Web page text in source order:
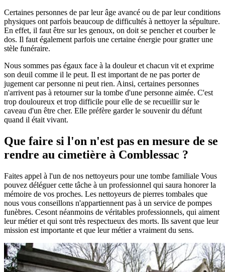
Certaines personnes de par leur âge avancé ou de par leur conditions
physiques ont parfois beaucoup de difficultés à nettoyer la sépulture.
En effet, il faut être sur les genoux, on doit se pencher et courber le
dos. Il faut également parfois une certaine énergie pour gratter une
stèle funéraire.
Nous sommes pas égaux face à la douleur et chacun vit et exprime
son deuil comme il le peut. Il est important de ne pas porter de
jugement car personne ni peut rien. Ainsi, certaines personnes
n'arrivent pas à retourner sur la tombe d'une personne aimée. C'est
trop douloureux et trop difficile pour elle de se recueillir sur le
caveau d'un être cher. Elle préfère garder le souvenir du défunt
quand il était vivant.
Que faire si l'on n'est pas en mesure de se
rendre au cimetière à Comblessac ?
Faites appel à l'un de nos nettoyeurs pour une tombe familiale Vous
pouvez déléguer cette tâche à un professionnel qui saura honorer la
mémoire de vos proches. Les nettoyeurs de pierres tombales que
nous vous conseillons n'appartiennent pas à un service de pompes
funèbres. Cesont néanmoins de véritables professionnels, qui aiment
leur métier et qui sont très respectueux des morts. Ils savent que leur
mission est importante et que leur métier a vraiment du sens.